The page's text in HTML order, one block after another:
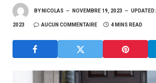
BY NICOLAS NOVEMBRE 19, 2023 UPDATED:
2023 AUCUN COMMENTAIRE 4 MINS READ